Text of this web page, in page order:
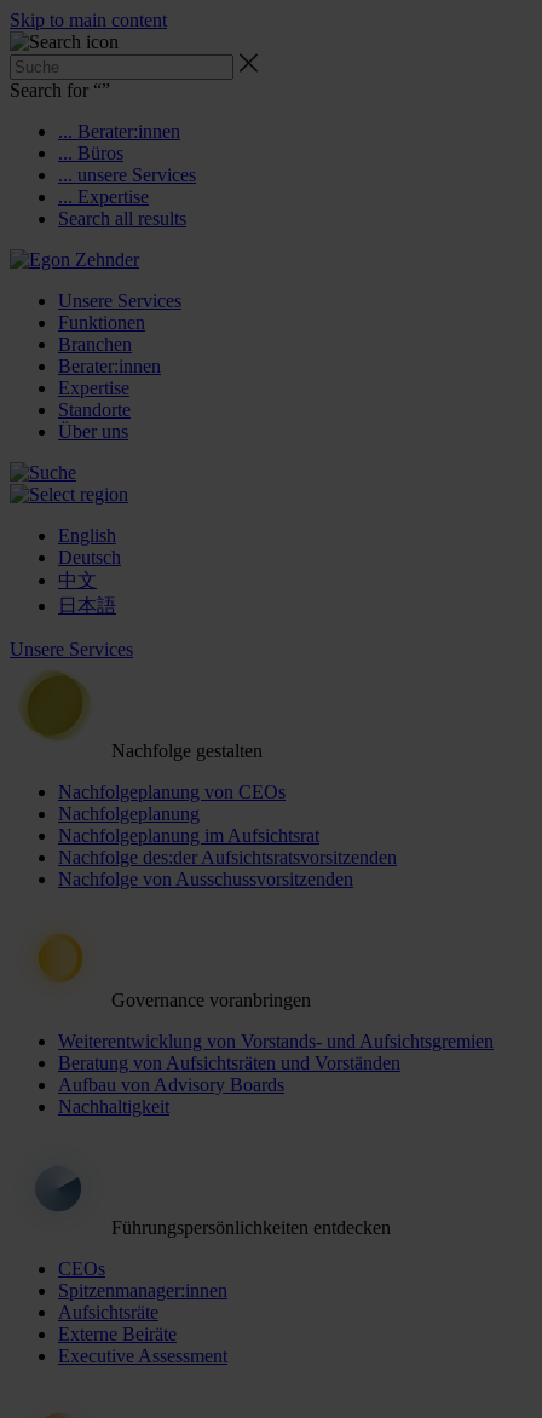
Skip to main content
Search for “”
... Berater:innen
... Büros
... unsere Services
... Expertise
Search all results
Unsere Services
Funktionen
Branchen
Berater:innen
Expertise
Standorte
Über uns
English
Deutsch
中文
日本語
Unsere Services
Nachfolge gestalten
Nachfolgeplanung von CEOs
Nachfolgeplanung
Nachfolgeplanung im Aufsichtsrat
Nachfolge des:der Aufsichtsratsvorsitzenden
Nachfolge von Ausschussvorsitzenden
Governance voranbringen
Weiterentwicklung von Vorstands- und Aufsichtsgremien
Beratung von Aufsichtsräten und Vorständen
Aufbau von Advisory Boards
Nachhaltigkeit
Führungspersönlichkeiten entdecken
CEOs
Spitzenmanager:innen
Aufsichtsräte
Externe Beiräte
Executive Assessment